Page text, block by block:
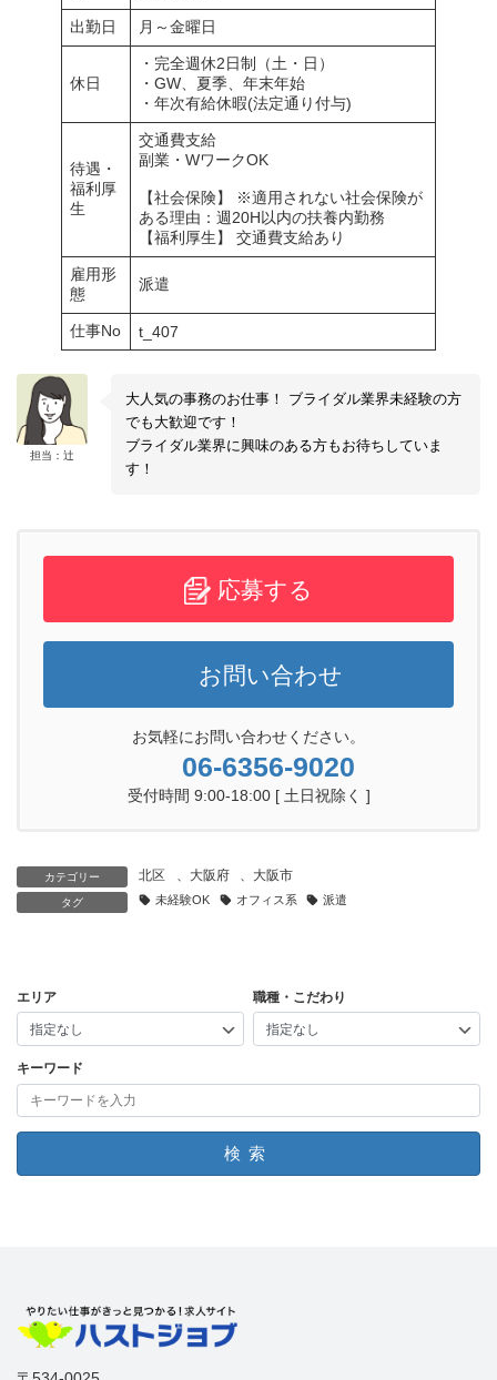
出勤日 月～金曜日
休日
・完全週休2日制（土・日）
・GW、夏季、年末年始
・年次有給休暇(法定通り付与)
待遇・
福利厚
生
交通費支給
副業・WワークOK
【社会保険】 ※適用されない社会保険が
ある理由：週20H以内の扶養内勤務
【福利厚生】 交通費支給あり
雇用形
態
派遣
仕事No t_407
担当：辻
大人気の事務のお仕事！ ブライダル業界未経験の方
でも大歓迎です！
ブライダル業界に興味のある方もお待ちしていま
す！
応募する
お問い合わせ
お気軽にお問い合わせください。
06-6356-9020
受付時間 9:00-18:00 [ 土日祝除く ]
カテゴリー 北区 、 大阪府 、 大阪市
タグ 未経験OK オフィス系 派遣
エリア 職種・こだわり
キーワード
検索